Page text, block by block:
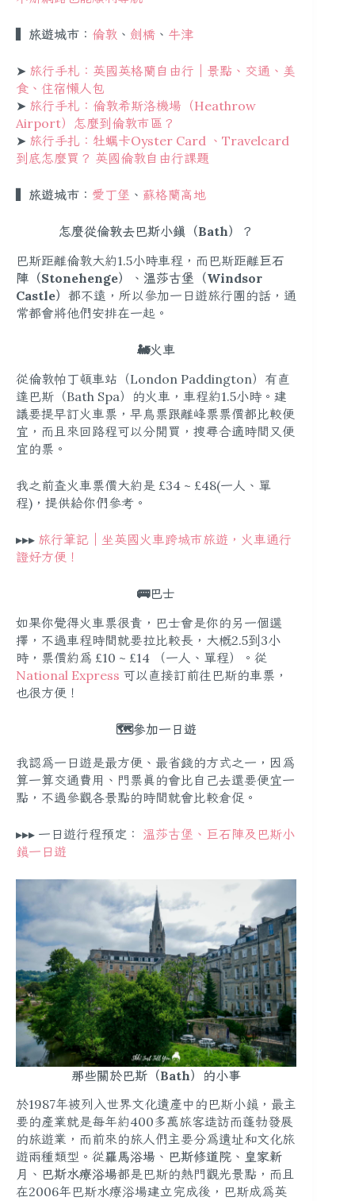
▍旅遊城市： 倫敦 、 劍橋 、 牛津
➤ 旅行手札：英國英格蘭自由行｜景點、交通、美
食、住宿懶人包
➤ 旅行手札：倫敦希斯洛機場（Heathrow
Airport）怎麼到倫敦市區？
➤ 旅行手扎：牡蠣卡Oyster Card 、Travelcard
到底怎麼買？ 英國倫敦自由行課題
▍旅遊城市： 愛丁堡 、 蘇格蘭高地
怎麼從倫敦去巴斯小鎮（Bath）？
巴斯距離倫敦大約1.5小時車程，而巴斯距離巨石
陣（Stonehenge）
、 溫莎古堡（Windsor
Castle） 都不遠，所以參加一日遊旅行團的話，通
常都會將他們安排在一起。
🚂火車
從倫敦帕丁頓車站（London Paddington）有直
達巴斯（Bath Spa）的火車，車程約1.5小時。建
議要提早訂火車票，早鳥票跟離峰票票價都比較便
宜，而且來回路程可以分開買，搜尋合適時間又便
宜的票。
我之前查火車票價大約是 £34 ~ £48(一人、單
程)，提供給你們參考。
▸▸▸ 旅行筆記｜坐英國火車跨城市旅遊，火車通行
證好方便！
🚌巴士
如果你覺得火車票很貴，巴士會是你的另一個選
擇，不過車程時間就要拉比較長，大概2.5到3小
時，票價約為 £10 ~ £14 （一人、單程）。從
National Express 可以直接訂前往巴斯的車票，
也很方便！
🗺️參加一日遊
我認為一日遊是最方便、最省錢的方式之一，因為
算一算交通費用、門票真的會比自己去還要便宜一
點，不過參觀各景點的時間就會比較倉促。
▸▸▸ 一日遊行程預定： 溫莎古堡、巨石陣及巴斯小
鎮一日遊
那些關於巴斯（Bath）的小事
於1987年被列入世界文化遺產中的巴斯小鎮，最主
要的產業就是每年約400多萬旅客造訪而蓬勃發展
的旅遊業，而前來的旅人們主要分為遺址和文化旅
遊兩種類型。從羅馬浴場 、 巴斯修道院 、 皇家新
月 、 巴斯水療浴場都是巴斯的熱門觀光景點，而且
在2006年巴斯水療浴場建立完成後，巴斯成為英